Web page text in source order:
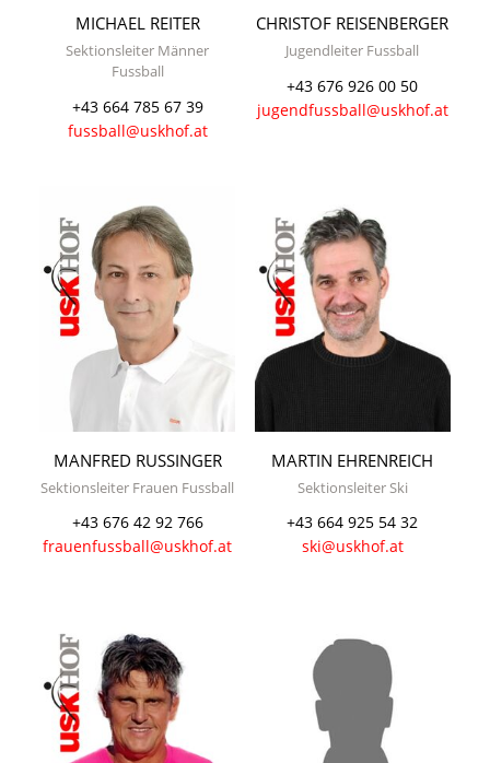
MICHAEL REITER
Sektionsleiter Männer
Fussball
+43 664 785 67 39
fussball@uskhof.at
CHRISTOF REISENBERGER
Jugendleiter Fussball
+43 676 926 00 50
jugendfussball@uskhof.at
MANFRED RUSSINGER
Sektionsleiter Frauen Fussball
+43 676 42 92 766
frauenfussball@uskhof.at
MARTIN EHRENREICH
Sektionsleiter Ski
+43 664 925 54 32
ski@uskhof.at